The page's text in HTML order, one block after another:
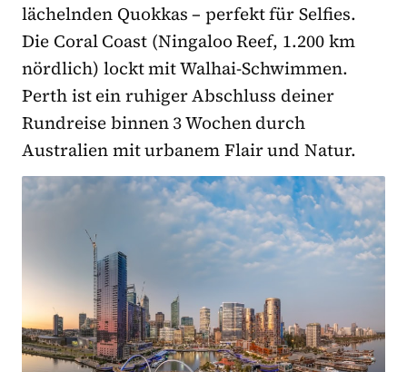
lächelnden Quokkas – perfekt für Selfies.
Die Coral Coast (Ningaloo Reef, 1.200 km
nördlich) lockt mit Walhai-Schwimmen.
Perth ist ein ruhiger Abschluss deiner
Rundreise binnen 3 Wochen durch
Australien mit urbanem Flair und Natur.